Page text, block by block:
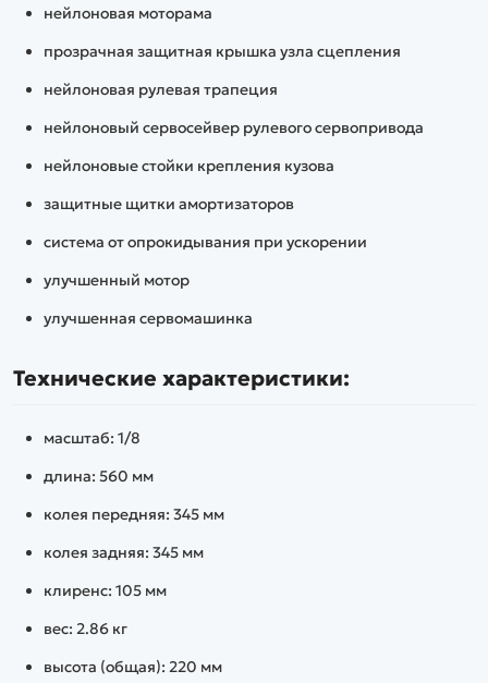
нейлоновая моторама
прозрачная защитная крышка узла сцепления
нейлоновая рулевая трапеция
нейлоновый сервосейвер рулевого сервопривода
нейлоновые стойки крепления кузова
защитные щитки амортизаторов
система от опрокидывания при ускорении
улучшенный мотор
улучшенная сервомашинка
Технические характеристики:
масштаб: 1/8
длина: 560 мм
колея передняя: 345 мм
колея задняя: 345 мм
клиренс: 105 мм
вес: 2.86 кг
высота (общая): 220 мм